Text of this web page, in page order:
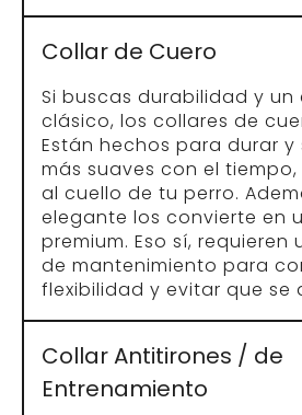
Collar de Cuero
Si buscas durabilidad y un
clásico, los collares de
Están hechos para durar y
más suaves con el
al cuello de tu perro.
elegante los convierte en
premium. Eso sí, requieren
de mantenimiento para
flexibilidad y evitar que se
Collar Antitirones / de
Entrenamiento